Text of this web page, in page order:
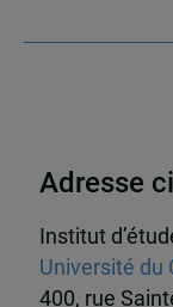
Adresse
Institut
Université du
400, rue